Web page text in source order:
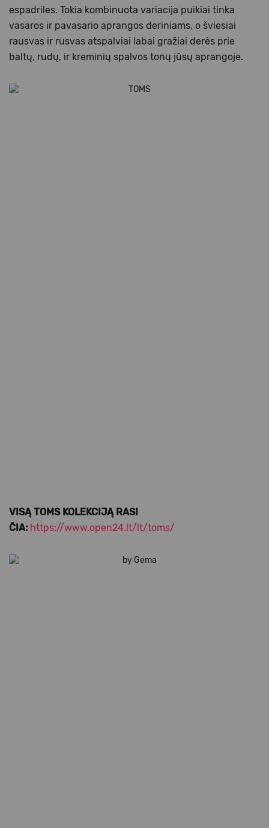
espadriles. Tokia kombinuota variacija puikiai tinka
vasaros ir pavasario aprangos deriniams, o šviesiai
rausvas ir rusvas atspalviai labai gražiai derės prie
baltų, rudų, ir kreminių spalvos tonų jūsų aprangoje.
VISĄ TOMS KOLEKCIJĄ RASI
ČIA: https://www.open24.lt/lt/toms/